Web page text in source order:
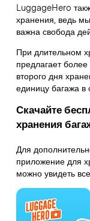
LuggageHero
хранения, ведь
важна свобода
При длительном
предлагает
второго дня
единицу багажа в
Скачайте
хранения
Для
приложение для
можно увидеть